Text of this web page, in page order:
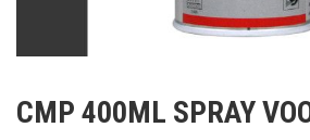
het
CMP 400ML SPRAY